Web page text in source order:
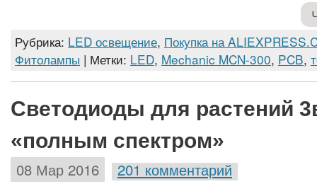
Рубрика: LED освещение, Покупка на
Фитолампы | Метки: LED, Mechanic MCN-300, PCB,
Светодиоды для растений
«полным спектром»
08 Мар 2016 201 комментарий